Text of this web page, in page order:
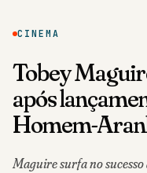
CINEMA
Tobey
após
Homem-
Maguire surfa no